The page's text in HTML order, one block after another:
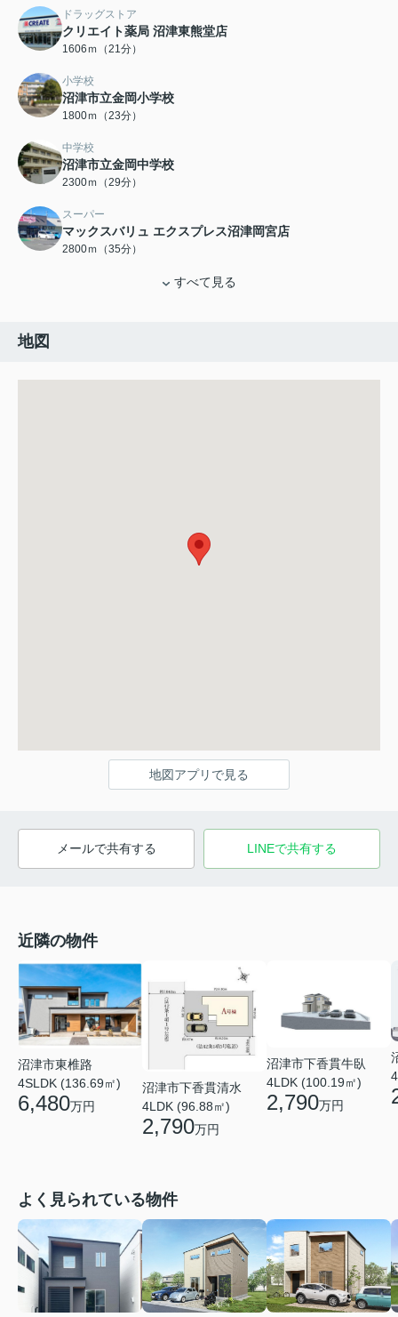
ドラッグストア
クリエイト薬局 沼津東熊堂店
1606ｍ（21分）
小学校
沼津市立金岡小学校
1800ｍ（23分）
中学校
沼津市立金岡中学校
2300ｍ（29分）
スーパー
マックスバリュ エクスプレス沼津岡宮店
2800ｍ（35分）
すべて見る
地図
地図アプリで見る
メールで共有する LINEで共有する
近隣の物件
沼津市東椎路
4SLDK (136.69㎡)
6,480万円
沼津市下香貫清水
4LDK (96.88㎡)
2,790万円
沼津市下香貫牛臥
4LDK (100.19㎡)
2,790万円
よく見られている物件